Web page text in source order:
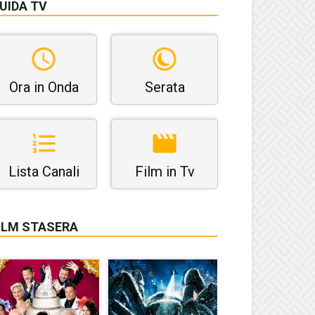
TV
Ora in Onda Serata
Lista Canali Film in Tv
STASERA